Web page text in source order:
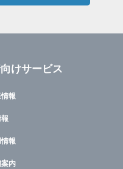
けサービス
報
報
報
案内